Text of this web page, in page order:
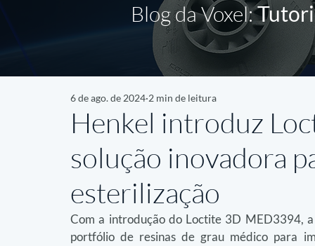
Blog da Voxel:
Henkel introduz
solução inovadora
esterilização
6 de ago. de 2024 2 min de leitura
Com a introdução do Loctite 3D MED3394,
portfólio de resinas de grau médico para